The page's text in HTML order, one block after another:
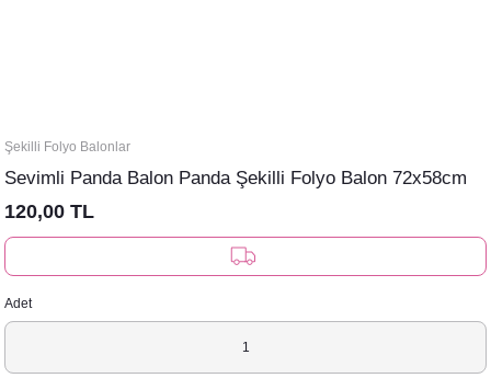
Şekilli Folyo Balonlar
Sevimli Panda Balon Panda Şekilli Folyo Balon 72x58cm
120,00 TL
Adet